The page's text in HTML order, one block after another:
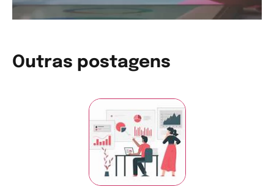
Outras postagens